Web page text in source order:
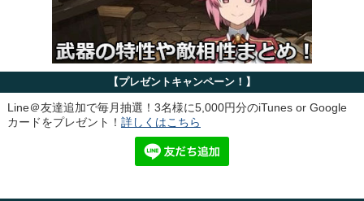
【プレゼントキャンペーン！】
Line＠友達追加で毎月抽選！3名様に5,000円分のiTunes or Google
カードをプレゼント！ 詳しくはこちら